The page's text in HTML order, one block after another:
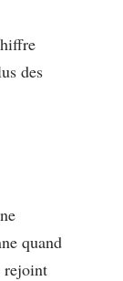
des
quand
rejoint